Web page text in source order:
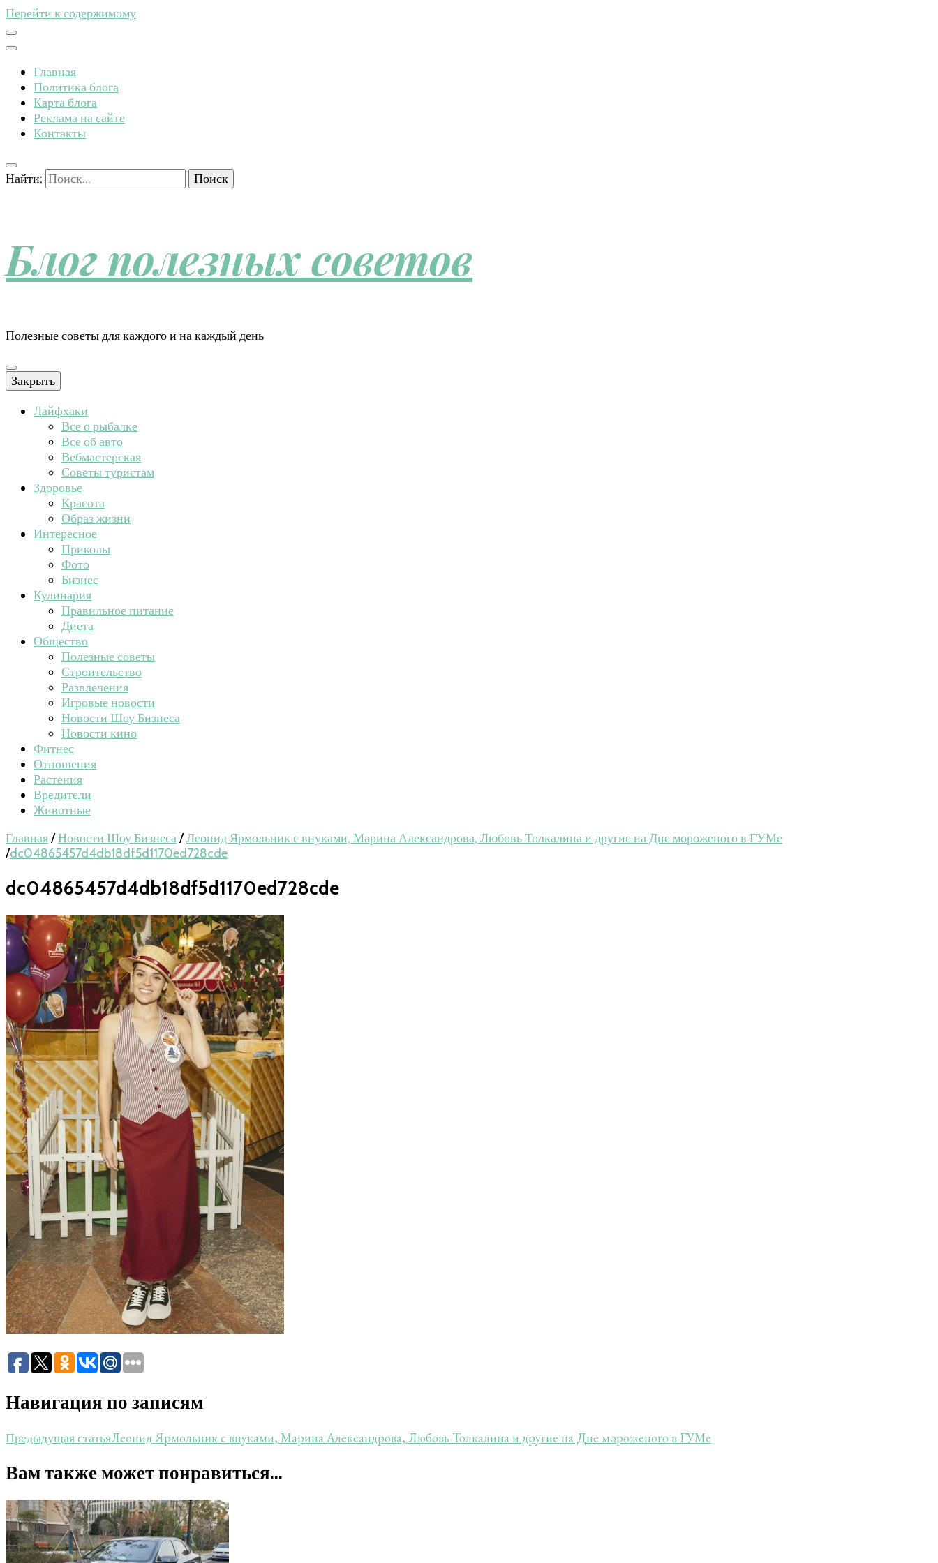
Перейти к содержимому
Главная
Политика блога
Карта блога
Реклама на сайте
Контакты
Найти:
Блог полезных советов
Полезные советы для каждого и на каждый день
Закрыть
Лайфхаки
Все о рыбалке
Все об авто
Вебмастерская
Советы туристам
Здоровье
Красота
Образ жизни
Интересное
Приколы
Фото
Бизнес
Кулинария
Правильное питание
Диета
Общество
Полезные советы
Строительство
Развлечения
Игровые новости
Новости Шоу Бизнеса
Новости кино
Фитнес
Отношения
Растения
Вредители
Животные
Главная/Новости Шоу Бизнеса/Леонид Ярмольник с внуками, Марина Александрова, Любовь Толкалина и другие на Дне мороженого в ГУМе
/dc04865457d4db18df5d1170ed728cde
dc04865457d4db18df5d1170ed728cde
Навигация по записям
Предыдущая статьяЛеонид Ярмольник с внуками, Марина Александрова, Любовь Толкалина и другие на Дне мороженого в ГУМе
Вам также может понравиться...